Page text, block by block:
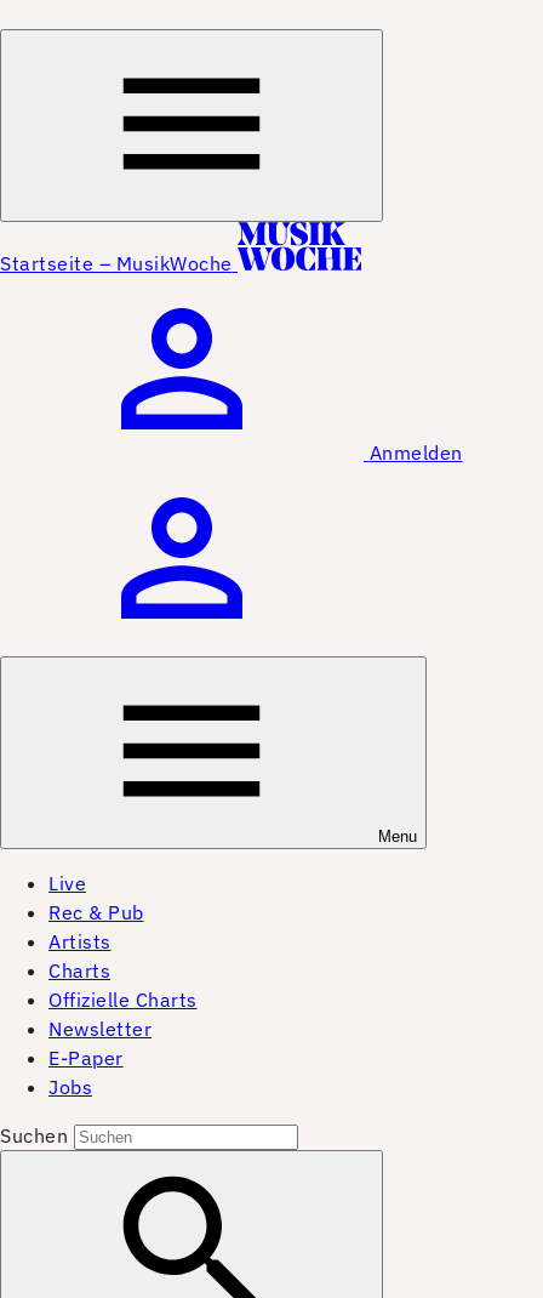
Startseite – MusikWoche
Anmelden
Menu
Live
Rec & Pub
Artists
Charts
Offizielle Charts
Newsletter
E-Paper
Jobs
Suchen